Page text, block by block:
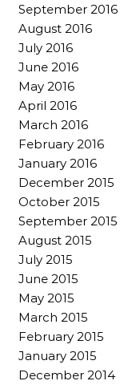
September 2016
August 2016
July 2016
June 2016
May 2016
April 2016
March 2016
February 2016
January 2016
December 2015
October 2015
September 2015
August 2015
July 2015
June 2015
May 2015
March 2015
February 2015
January 2015
December 2014